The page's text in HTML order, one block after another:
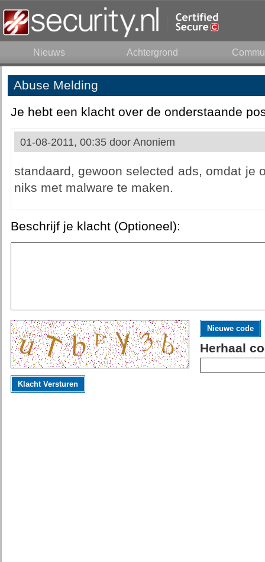
Nieuws Achtergrond
Abuse Melding
Je hebt een klacht over de onderstaande
01-08-2011, 00:35 door Anoniem
standaard, gewoon selected ads, omdat je
niks met malware te maken.
Beschrijf je klacht (Optioneel):
Nieuwe code
Herhaal
Klacht Versturen